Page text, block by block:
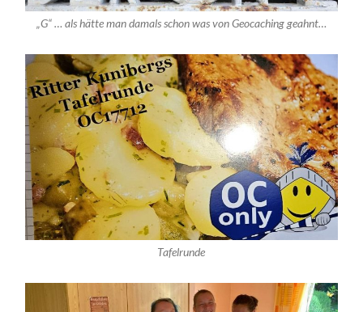
„G“ … als hätte man damals schon was von Geocaching geahnt…
Tafelrunde